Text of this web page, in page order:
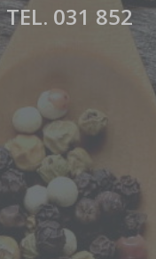
TEL. 031 852